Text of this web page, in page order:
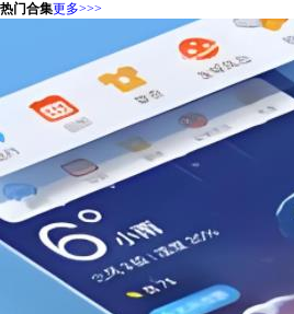
热门合集更多>>>